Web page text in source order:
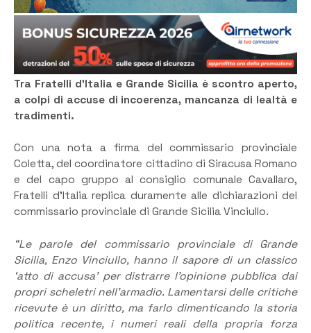
Tra Fratelli d’Italia e Grande Sicilia è scontro aperto,
a colpi di accuse di incoerenza, mancanza di lealtà e
tradimenti.
Con una nota a firma del commissario provinciale
Coletta, del coordinatore cittadino di Siracusa Romano
e del capo gruppo al consiglio comunale Cavallaro,
Fratelli d’Italia replica duramente alle dichiarazioni del
commissario provinciale di Grande Sicilia Vinciullo.
“Le parole del commissario provinciale di Grande
Sicilia, Enzo Vinciullo, hanno il sapore di un classico
‘atto di accusa’ per distrarre l’opinione pubblica dai
propri scheletri nell’armadio. Lamentarsi delle critiche
ricevute è un diritto, ma farlo dimenticando la storia
politica recente, i numeri reali della propria forza